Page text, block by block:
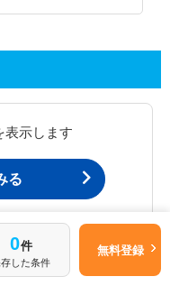
表示します
る
、
0件
した条件
無料登録